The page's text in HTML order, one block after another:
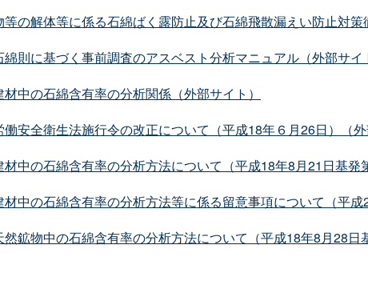
等の解体等に係る石綿ばく露防止及び石綿飛散漏えい防止対
綿則に基づく事前調査のアスベスト分析マニュアル（外部サイ
材中の石綿含有率の分析関係（外部サイト）
働安全衛生法施行令の改正について（平成18年６月26日）（外
材中の石綿含有率の分析方法について（平成18年8月21日基
材中の石綿含有率の分析方法等に係る留意事項について（平
然鉱物中の石綿含有率の分析方法について（平成18年8月28